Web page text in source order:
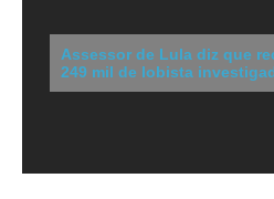
Assessor de Lula diz que
249 mil de lobista